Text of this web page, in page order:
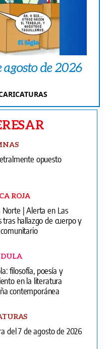
de 2026
opuesto
ROJA
Norte | Alerta en Las
tras hallazgo de cuerpo y
filosofía, poesía y
en la literatura
contemporánea
del 7 de agosto de 2026